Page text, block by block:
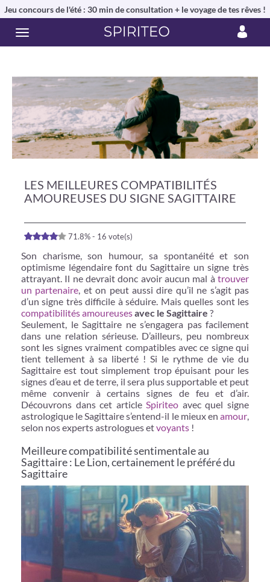
Jeu concours de l'été : 30 min de consultation + le voyage de tes rêves !
LES MEILLEURES COMPATIBILITÉS
AMOUREUSES DU SIGNE SAGITTAIRE
71.8% - 16 vote(s)
Son charisme, son humour, sa spontanéité et son
optimisme légendaire font du Sagittaire un signe très
attrayant. Il ne devrait donc avoir aucun mal à trouver
un partenaire, et on peut aussi dire qu’il ne s’agit pas
d’un signe très difficile à séduire. Mais quelles sont les
compatibilités amoureusesavec le Sagittaire ?
Seulement, le Sagittaire ne s’engagera pas facilement
dans une relation sérieuse. D’ailleurs, peu nombreux
sont les signes vraiment compatibles avec ce signe qui
tient tellement à sa liberté ! Si le rythme de vie du
Sagittaire est tout simplement trop épuisant pour les
signes d’eau et de terre, il sera plus supportable et peut
même convenir à certains signes de feu et d’air.
Découvrons dans cet articleSpiriteo avec quel signe
astrologique le Sagittaire s’entend-il le mieux en amour,
selon nos experts astrologues etvoyants !
Meilleure compatibilité sentimentale au
Sagittaire : Le Lion, certainement le préféré du
Sagittaire